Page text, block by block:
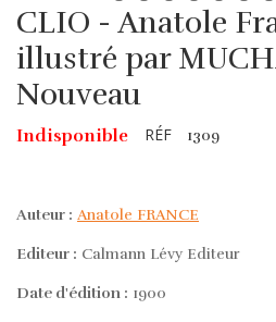
CLIO - Anatole
illustré par
Nouveau
Indisponible RÉF 1309
Auteur : Anatole FRANCE
Editeur : Calmann Lévy Editeur
Date d'édition : 1900